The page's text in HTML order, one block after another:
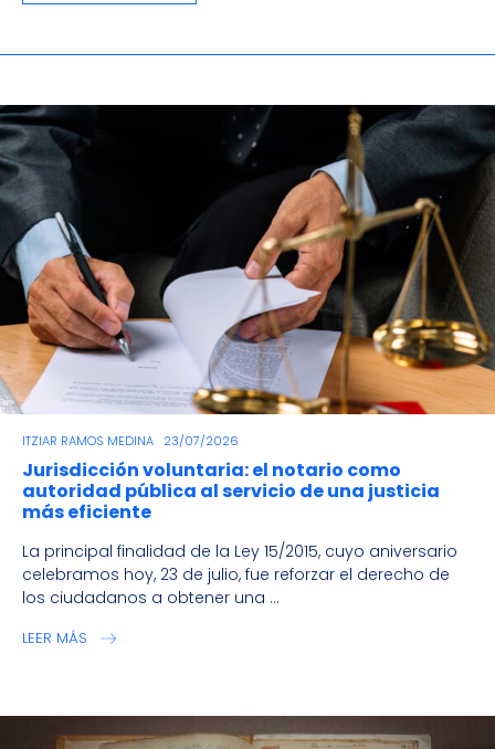
ITZIAR RAMOS MEDINA 23/07/2026
Jurisdicción voluntaria: el notario como
autoridad pública al servicio de una justicia
más eficiente
La principal finalidad de la Ley 15/2015, cuyo aniversario
celebramos hoy, 23 de julio, fue reforzar el derecho de
los ciudadanos a obtener una ...
LEER MÁS